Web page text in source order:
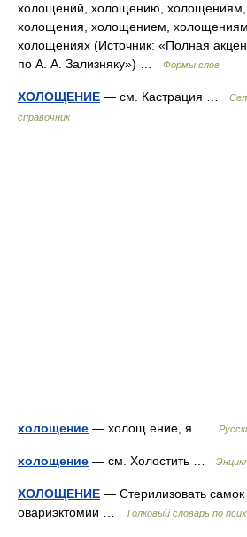
холощений, холощению, холощениям,
холощения, холощением,
холощениях (Источник: «Полная
по А. А. Зализняку») …
Формы слов
ХОЛОЩЕНИЕ — см. Кастрация …
справочник
холощение — холощ ение, я …
холощение — см. Холостить …
ХОЛОЩЕНИЕ — Стерилизовать
овариэктомии …
Толковый словарь по